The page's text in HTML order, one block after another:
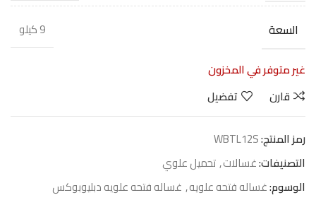
السعة
9 كيلو
غير متوفر في المخزون
قارن
تفضيل
رمز المنتج:WBTL12S
التصنيفات:غسالات,تحميل علوي
الوسوم:غساله فتحه علويه, غساله فتحه علويه دبليوبوكس